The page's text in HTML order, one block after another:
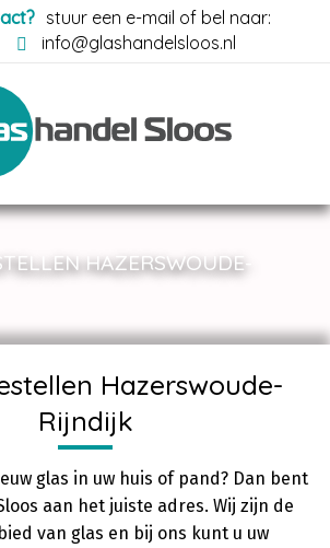
stuur een e-mail of bel naar:
info@glashandelsloos.nl
HAZERSWOUDE-
Hazerswoude-
Rijndijk
glas in uw huis of pand? Dan bent
aan het juiste adres. Wij zijn de
van glas en bij ons kunt u uw